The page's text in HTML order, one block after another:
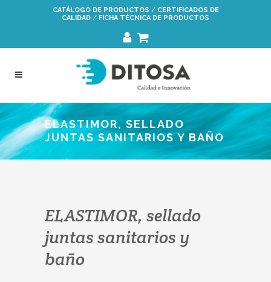
navegación
CATÁLOGO DE PRODUCTOS / CERTIFICADOS DE
CALIDAD / FICHA TÉCNICA DE PRODUCTOS
ELASTIMOR, SELLADO
JUNTAS SANITARIOS Y BAÑO
ELASTIMOR, sellado
juntas sanitarios y
baño